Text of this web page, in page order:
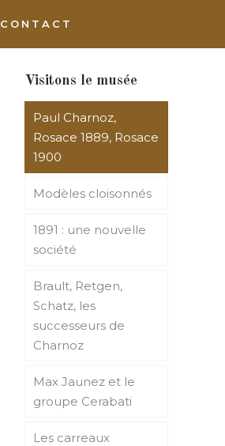
CONTACT
Visitons le musée
Paul Charnoz,
Rosace 1889, Rosace
1900
Modèles cloisonnés
1891 : une nouvelle
société
Brault, Retgen,
Schatz, les
successeurs de
Charnoz
Max Jaunez et le
groupe Cerabati
Les carreaux